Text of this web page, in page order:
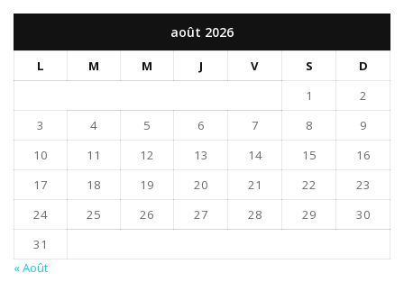
août 2026
L M M J V S
D
1
2
3
4 5 6 7 8
9
10
11 12 13 14 15
16
17
18 19 20 21 22
23
24
25 26 27 28 29
30
31
« Août